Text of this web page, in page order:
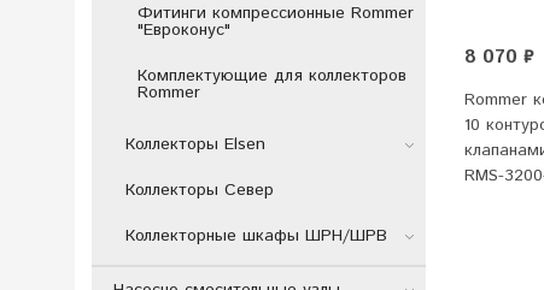
8 070 ₽
Rommer
10
RMS-
Фитинги компрессионные Rommer
"Евроконус"
Комплектующие для коллекторов
Rommer
Коллекторы Elsen
Коллекторы Север
Коллекторные шкафы ШРН/ШРВ